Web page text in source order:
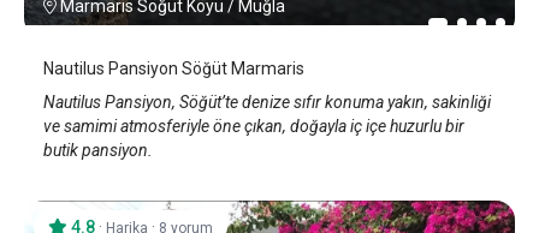
Marmaris Söğüt Köyü / Muğla
Nautilus Pansiyon Söğüt Marmaris
Nautilus Pansiyon, Söğüt’te denize sıfır konuma yakın, sakinliği
ve samimi atmosferiyle öne çıkan, doğayla iç içe huzurlu bir
butik pansiyon.
4.8 · Harika · 8 yorum